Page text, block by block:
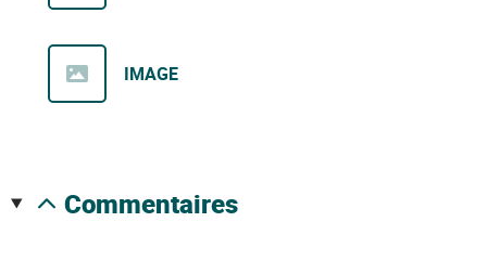
IMAGE
commentaires